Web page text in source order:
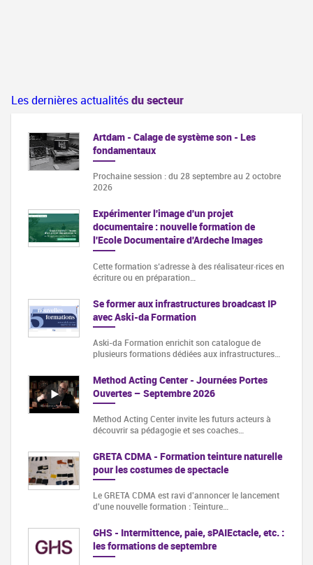
Les dernières actualitésdu secteur
Artdam - Calage de système son - Les
fondamentaux
Prochaine session : du 28 septembre au 2 octobre
2026
Expérimenter l'image d'un projet
documentaire : nouvelle formation de
l'Ecole Documentaire d'Ardeche Images
Cette formation s‘adresse à des réalisateur·rices en
écriture ou en préparation…
Se former aux infrastructures broadcast IP
avec Aski-da Formation
Aski-da Formation enrichit son catalogue de
plusieurs formations dédiées aux infrastructures…
Method Acting Center - Journées Portes
Ouvertes – Septembre 2026
Method Acting Center invite les futurs acteurs à
découvrir sa pédagogie et ses coaches…
GRETA CDMA - Formation teinture naturelle
pour les costumes de spectacle
Le GRETA CDMA est ravi d'annoncer le lancement
d'une nouvelle formation : Teinture…
GHS - Intermittence, paie, sPAIEctacle, etc. :
les formations de septembre